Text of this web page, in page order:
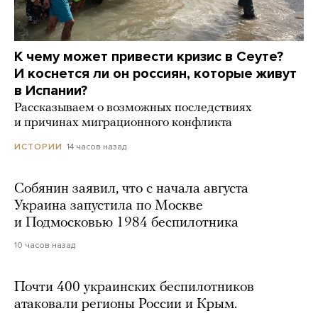
К чему может привести кризис в Сеуте?
И коснется ли он россиян, которые живут
в Испании?
Рассказываем о возможных последствиях
и причинах миграционного конфликта
ИСТОРИИ 14 часов назад
Собянин заявил, что с начала августа
Украина запустила по Москве
и Подмосковью 1984 беспилотника
10 часов назад
Почти 400 украинских беспилотников
атаковали регионы России и Крым.